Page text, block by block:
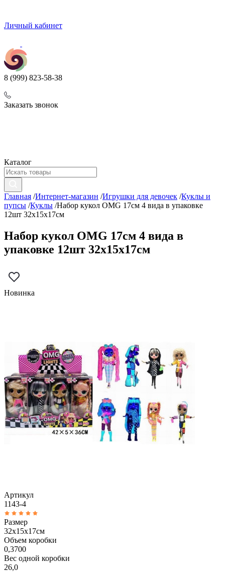
Личный кабинет
8 (999) 823-58-38
Заказать звонок
Каталог
Главная /Интернет-магазин /Игрушки для девочек /Куклы и
пупсы /Куклы /Набор кукол OMG 17см 4 вида в упаковке
12шт 32х15х17см
Набор кукол OMG 17см 4 вида в
упаковке 12шт 32х15х17см
Новинка
Артикул
1143-4
Размер
32х15х17см
Объем коробки
0,3700
Вес одной коробки
26,0